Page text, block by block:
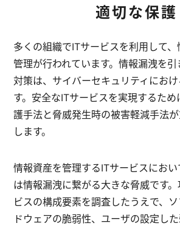
適切な保護
多くの組織でITサービスを利用して
管理が行われています。情報漏洩を
対策は、サイバーセキュリティにお
す。安全なITサービスを実現するた
護手法と脅威発生時の被害軽減手法
します。
情報資産を管理するITサービスにお
は情報漏洩に繋がる大きな脅威です
ビスの構成要素を調査したうえで、
ドウェアの脆弱性、ユーザの設定し